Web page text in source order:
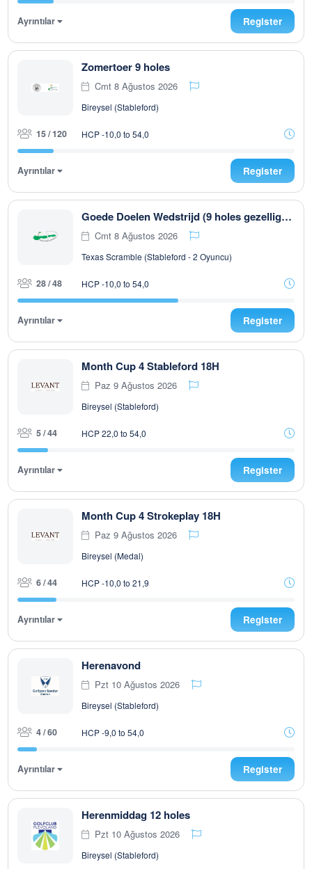
Ayrıntılar Register
Zomertoer 9 holes
Cmt 8 Ağustos 2026
Bireysel (Stableford)
15 / 120 HCP -10,0 to 54,0
Ayrıntılar Register
Goede Doelen Wedstrijd (9 holes gezelligheidswedstrijd)
Cmt 8 Ağustos 2026
Texas Scramble (Stableford - 2 Oyuncu)
28 / 48 HCP -10,0 to 54,0
Ayrıntılar Register
Month Cup 4 Stableford 18H
Paz 9 Ağustos 2026
Bireysel (Stableford)
5 / 44 HCP 22,0 to 54,0
Ayrıntılar Register
Month Cup 4 Strokeplay 18H
Paz 9 Ağustos 2026
Bireysel (Medal)
6 / 44 HCP -10,0 to 21,9
Ayrıntılar Register
Herenavond
Pzt 10 Ağustos 2026
Bireysel (Stableford)
4 / 60 HCP -9,0 to 54,0
Ayrıntılar Register
Herenmiddag 12 holes
Pzt 10 Ağustos 2026
Bireysel (Stableford)